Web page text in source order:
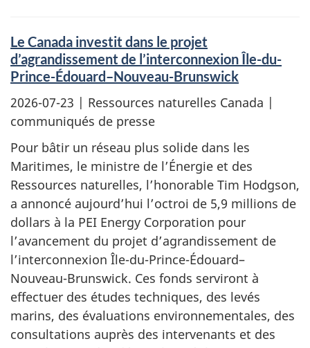
Le Canada investit dans le projet
d’agrandissement de l’interconnexion Île-du-
Prince-Édouard–Nouveau-Brunswick
2026-07-23 | Ressources naturelles Canada |
communiqués de presse
Pour bâtir un réseau plus solide dans les
Maritimes, le ministre de l’Énergie et des
Ressources naturelles, l’honorable Tim Hodgson,
a annoncé aujourd’hui l’octroi de 5,9 millions de
dollars à la PEI Energy Corporation pour
l’avancement du projet d’agrandissement de
l’interconnexion Île-du-Prince-Édouard–
Nouveau-Brunswick. Ces fonds serviront à
effectuer des études techniques, des levés
marins, des évaluations environnementales, des
consultations auprès des intervenants et des